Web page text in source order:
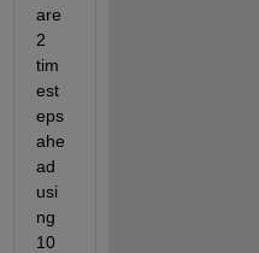
are
2
tim
est
eps
ahe
ad
usi
ng
10